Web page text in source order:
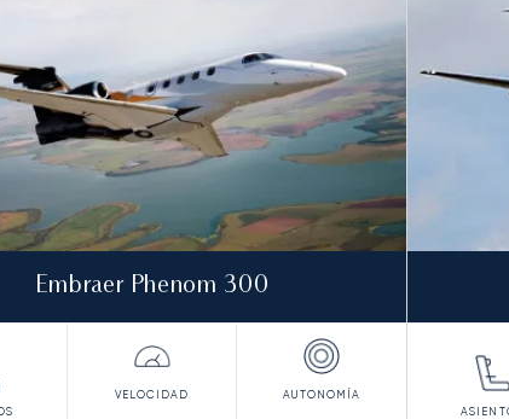
Embraer Phenom 300